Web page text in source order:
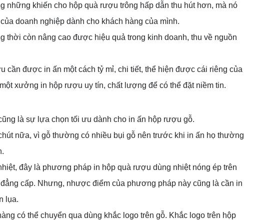
những khiến cho hộp quà rượu trông hấp dẫn thu hút hơn, mà nó
doanh nghiệp dành cho khách hàng của mình.
thời còn nâng cao được hiệu quả trong kinh doanh, thu về nguồn
được in ấn một cách tỷ mỉ, chi tiết, thể hiện được cái riêng của
xưởng in hộp rượu uy tín, chất lượng để có thể đặt niềm tin.
là sự lựa chọn tối ưu dành cho in ấn hộp rượu gỗ.
nữa, vì gỗ thường có nhiều bụi gỗ nên trước khi in ấn họ thường
đây là phương pháp in hộp quà rượu dùng nhiệt nóng ép trên
cấp. Nhưng, nhược điểm của phương pháp này cũng là cần in
lụa.
có thể chuyển qua dùng khắc logo trên gỗ. Khắc logo trên hộp